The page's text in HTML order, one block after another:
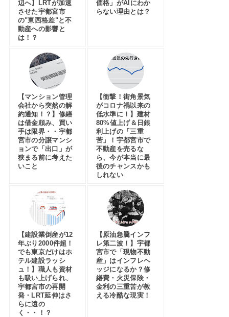
辺へ】LRTが加速
させた宇都宮市
の"東西格差"と不
動産への影響と
は！？
価格」がAIにわか
らない理由とは？
【マンション管理
会社から突然の解
約通知！？】修繕
は借金頼み、買い
手は限界・・宇都
宮市の分譲マンシ
ョンで「出口」が
狭まる前に考えた
いこと
【衝撃！街角景気
がコロナ禍以来の
低水準に！】建材
80%値上げ＆日銀
利上げの「三重
苦」！宇都宮市で
不動産を売るな
ら、今が本当に最
後のチャンスかも
しれない
【建設業倒産が12
年ぶり2000件超！
でも東京だけはホ
テル建設ラッシ
ュ！】職人も資材
も吸い上げられ、
宇都宮市の再開
発・LRT延伸はさ
らに遠の
く・・！？
【原油急騰インフ
レ第二波！】宇都
宮市で「現物不動
産」はインフレヘ
ッジになるか？修
繕費・火災保険・
金利の三重苦が教
える冷酷な現実！